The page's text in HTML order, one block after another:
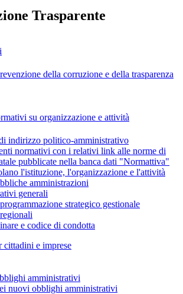
Trasparente
della corruzione e della trasparenza
su organizzazione e attività
indirizzo politico-amministrativo
normativi con i relativi link alle norme di
pubblicate nella banca dati "Normattiva"
l'istituzione, l'organizzazione e l'attività
amministrazioni
generali
strategico gestionale
e codice di condotta
e imprese
amministrativi
nuovi obblighi amministrativi